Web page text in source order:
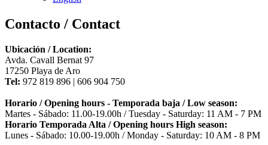
Contacto / Contact
Ubicación / Location:
Avda. Cavall Bernat 97
17250 Playa de Aro
Tel: 972 819 896 | 606 904 750
Horario / Opening hours - Temporada baja / Low season:
Martes - Sábado: 11.00-19.00h / Tuesday - Saturday: 11 AM - 7 PM
Horario Temporada Alta / Opening hours High season:
Lunes - Sábado: 10.00-19.00h / Monday - Saturday: 10 AM - 8 PM